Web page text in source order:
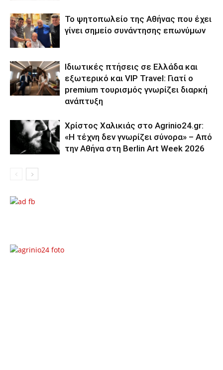
Το ψητοπωλείο της Αθήνας που έχει
γίνει σημείο συνάντησης επωνύμων
Ιδιωτικές πτήσεις σε Ελλάδα και
εξωτερικό και VIP Travel: Γιατί ο
premium τουρισμός γνωρίζει διαρκή
ανάπτυξη
Χρίστος Χαλικιάς στο Agrinio24.gr:
«Η τέχνη δεν γνωρίζει σύνορα» – Από
την Αθήνα στη Berlin Art Week 2026